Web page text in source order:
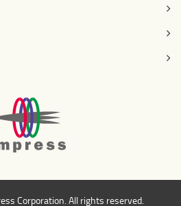
Corporation. All rights reserved.